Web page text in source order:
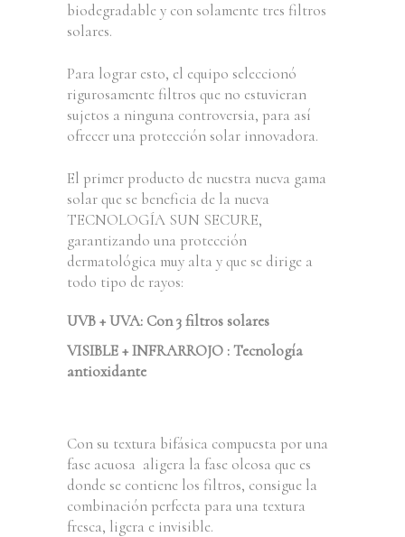
biodegradable y con solamente tres filtros
solares.
Para lograr esto, el equipo seleccionó
rigurosamente filtros que no estuvieran
sujetos a ninguna controversia, para así
ofrecer una protección solar innovadora.
El primer producto de nuestra nueva gama
solar que se beneficia de la nueva
TECNOLOGÍA SUN SECURE,
garantizando una protección
dermatológica muy alta y que se dirige a
todo tipo de rayos:
UVB + UVA: Con 3 filtros solares
VISIBLE + INFRARROJO : Tecnología
antioxidante
Con su textura bifásica compuesta por una
fase acuosa aligera la fase oleosa que es
donde se contiene los filtros, consigue la
combinación perfecta para una textura
fresca, ligera e invisible.